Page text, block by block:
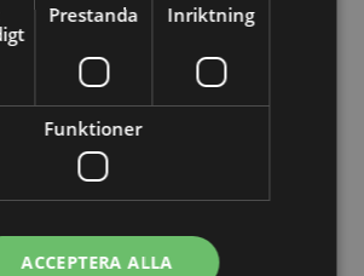
öppnar för
– lär dig vinna
med våra nya kurser
Prestanda Inriktning
Funktioner
ACCEPTERA ALLA